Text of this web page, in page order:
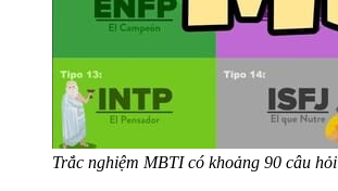
Trắc nghiệm MBTI có khoảng 90 câu hỏi